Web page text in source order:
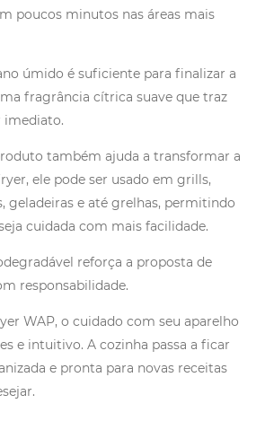
poucos minutos nas áreas mais
úmido é suficiente para finalizar a
fragrância cítrica suave que traz
imediato.
também ajuda a transformar a
ele pode ser usado em grills,
geladeiras e até grelhas, permitindo
cuidada com mais facilidade.
reforça a proposta de
responsabilidade.
WAP, o cuidado com seu aparelho
e intuitivo. A cozinha passa a ficar
e pronta para novas receitas